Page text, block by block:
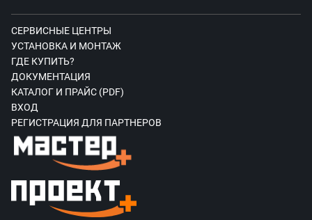
СЕРВИСНЫЕ ЦЕНТРЫ
УСТАНОВКА И МОНТАЖ
ГДЕ КУПИТЬ?
ДОКУМЕНТАЦИЯ
КАТАЛОГ И ПРАЙС (PDF)
ВХОД
РЕГИСТРАЦИЯ ДЛЯ ПАРТНЕРОВ